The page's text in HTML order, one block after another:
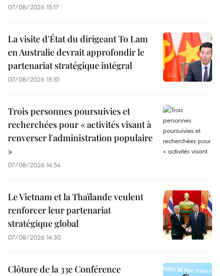
07/08/2026 15:17
La visite d'État du dirigeant To Lam
en Australie devrait approfondir le
partenariat stratégique intégral
07/08/2026 15:10
Trois personnes poursuivies et
recherchées pour « activités visant à
renverser l'administration populaire
»
07/08/2026 14:54
Le Vietnam et la Thaïlande veulent
renforcer leur partenariat
stratégique global
07/08/2026 14:30
Clôture de la 33e Conférence